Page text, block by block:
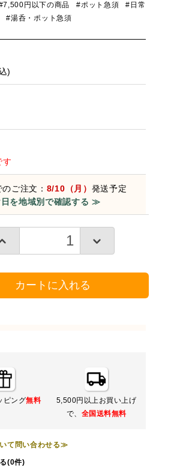
円以下の商品 #ポット急須
#日常
#湯呑・ポット急須
)
す
ご注文： 8/10（月） 発送予定
を地域別で確認する ≫
カートに入れる
ピング無料
5,500円以上お買い上げ
で、 全国送料無料
て問い合わせる≫
(0件)